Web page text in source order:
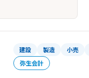
建設 製造 小売
弥生会計